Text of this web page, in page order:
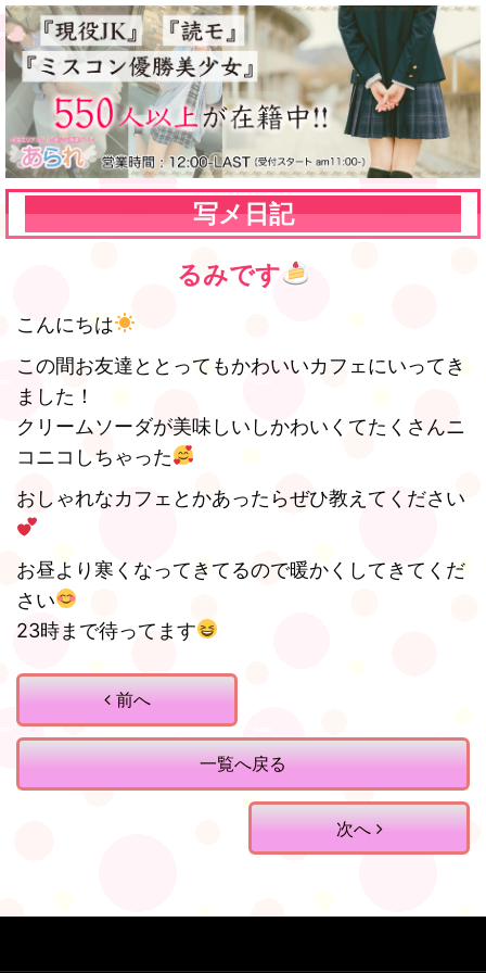
写メ日記
るみです
こんにちは
この間お友達ととってもかわいいカフェにいってき
ました！
クリームソーダが美味しいしかわいくてたくさんニ
コニコしちゃった
おしゃれなカフェとかあったらぜひ教えてください
お昼より寒くなってきてるので暖かくしてきてくだ
さい
23時まで待ってます
前へ
一覧へ戻る
次へ